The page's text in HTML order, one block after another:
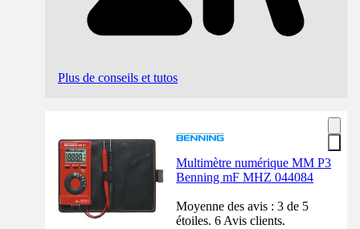
Plus de conseils et tutos
Multimètre numérique MM P3
Benning mF MHZ 044084
Moyenne des avis : 3 de 5
étoiles. 6 Avis clients.